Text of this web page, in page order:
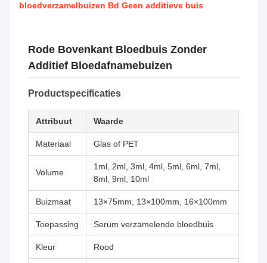
bloedverzamelbuizen Bd Geen additieve buis
Rode Bovenkant Bloedbuis Zonder
Additief Bloedafnamebuizen
Productspecificaties
Attribuut Waarde
Materiaal Glas of PET
Volume
1ml, 2ml, 3ml, 4ml, 5ml, 6ml, 7ml,
8ml, 9ml, 10ml
Buizmaat 13×75mm, 13×100mm, 16×100mm
Toepassing Serum verzamelende bloedbuis
Kleur Rood